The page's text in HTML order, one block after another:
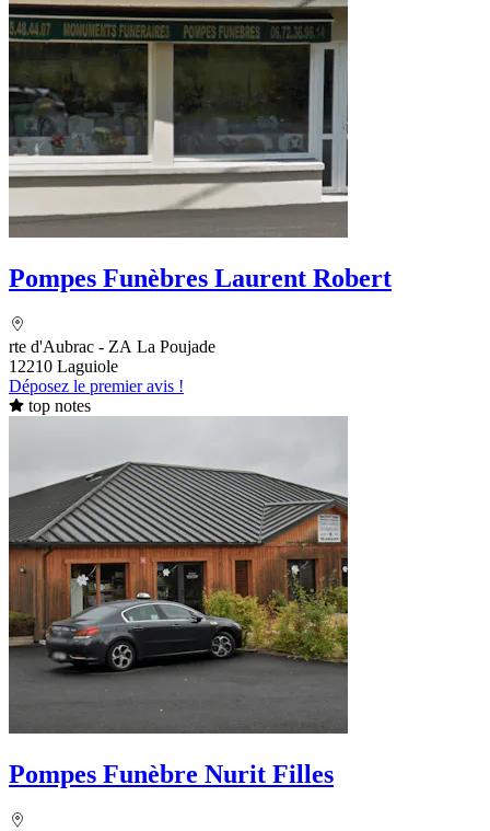
Pompes Funèbres Laurent Robert
rte d'Aubrac - ZA La Poujade
12210 Laguiole
Déposez le premier avis !
top notes
Pompes Funèbre Nurit Filles